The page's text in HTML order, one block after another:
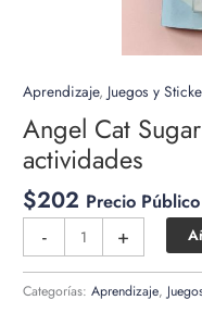
Aprendizaje, Juegos y
Angel Cat
actividades
$202 Precio Público
-
Cat
Sugar
-
+
Categorías:Aprendizaje,